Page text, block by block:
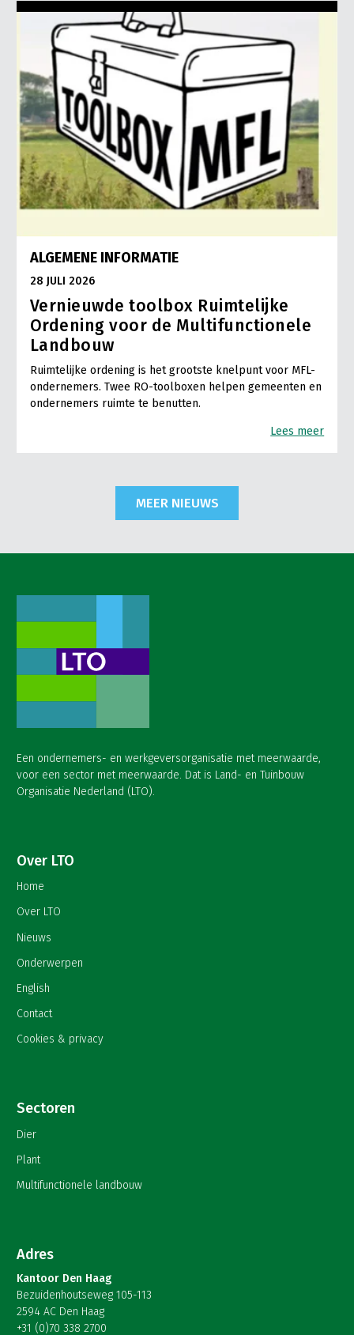
ALGEMENE INFORMATIE
28 JULI 2026
Vernieuwde toolbox Ruimtelijke
Ordening voor de Multifunctionele
Landbouw
Ruimtelijke ordening is het grootste knelpunt voor MFL-
ondernemers. Twee RO-toolboxen helpen gemeenten en
ondernemers ruimte te benutten.
Lees meer
MEER NIEUWS
Een ondernemers- en werkgeversorganisatie met meerwaarde,
voor een sector met meerwaarde. Dat is Land- en Tuinbouw
Organisatie Nederland (LTO).
Over LTO
Home
Over LTO
Nieuws
Onderwerpen
English
Contact
Cookies & privacy
Sectoren
Dier
Plant
Multifunctionele landbouw
Adres
Kantoor Den Haag
Bezuidenhoutseweg 105-113
2594 AC Den Haag
+31 (0)70 338 2700